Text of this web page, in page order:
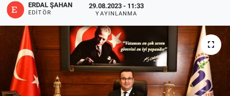
ERDAL ŞAHAN
EDITÖR
29.08.2023 - 11:33
YAYINLANMA